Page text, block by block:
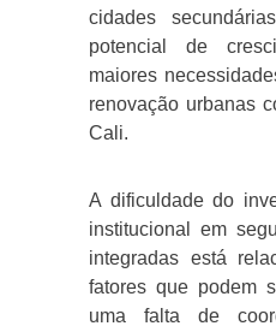
cidades
potencial de
maiores
renovação urbanas
Cali.
A dificuldade do
institucional em
integradas está
fatores que podem
uma falta de